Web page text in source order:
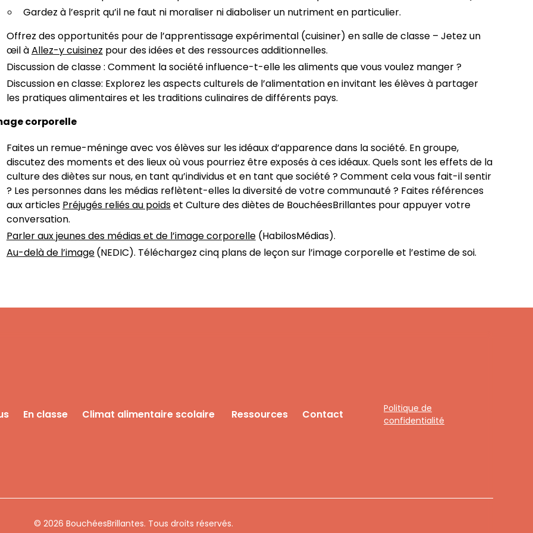
Gardez à l’esprit qu’il ne faut ni moraliser ni diaboliser un nutriment en particulier.
Offrez des opportunités pour de l’apprentissage expérimental (cuisiner) en salle de classe – Jetez un
œil àAllez-y cuisinez pour des idées et des ressources additionnelles.
Discussion de classe : Comment la société influence-t-elle les aliments que vous voulez manger ?
Discussion en classe: Explorez les aspects culturels de l’alimentation en invitant les élèves à partager
les pratiques alimentaires et les traditions culinaires de différents pays.
corporelle
Faites un remue-méninge avec vos élèves sur les idéaux d’apparence dans la société. En groupe,
discutez des moments et des lieux où vous pourriez être exposés à ces idéaux. Quels sont les effets de la
culture des diètes sur nous, en tant qu’individus et en tant que société ? Comment cela vous fait-il sentir
? Les personnes dans les médias reflètent-elles la diversité de votre communauté ? Faites références
aux articles Préjugés reliés au poidset Culture des diètes de BouchéesBrillantes pour appuyer votre
conversation.
Parler aux jeunes des médias et de l’image corporelle(HabilosMédias).
Au-delà de l’image(NEDIC). Téléchargez cinq plans de leçon sur l’image corporelle et l’estime de soi.
En classe Climat alimentaire scolaire Ressources Contact
Politique de
confidentialité
© 2026 BouchéesBrillantes. Tous droits réservés.